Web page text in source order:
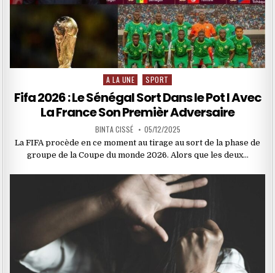
Posted
A LA UNE SPORT
Fifa 2026 : Le Sénégal Sort Dans le Pot I Avec
La France Son Premièr Adversaire
BINTA CISSÉ 05/12/2025
La FIFA procède en ce moment au tirage au sort de la phase de
groupe de la Coupe du monde 2026. Alors que les deux…